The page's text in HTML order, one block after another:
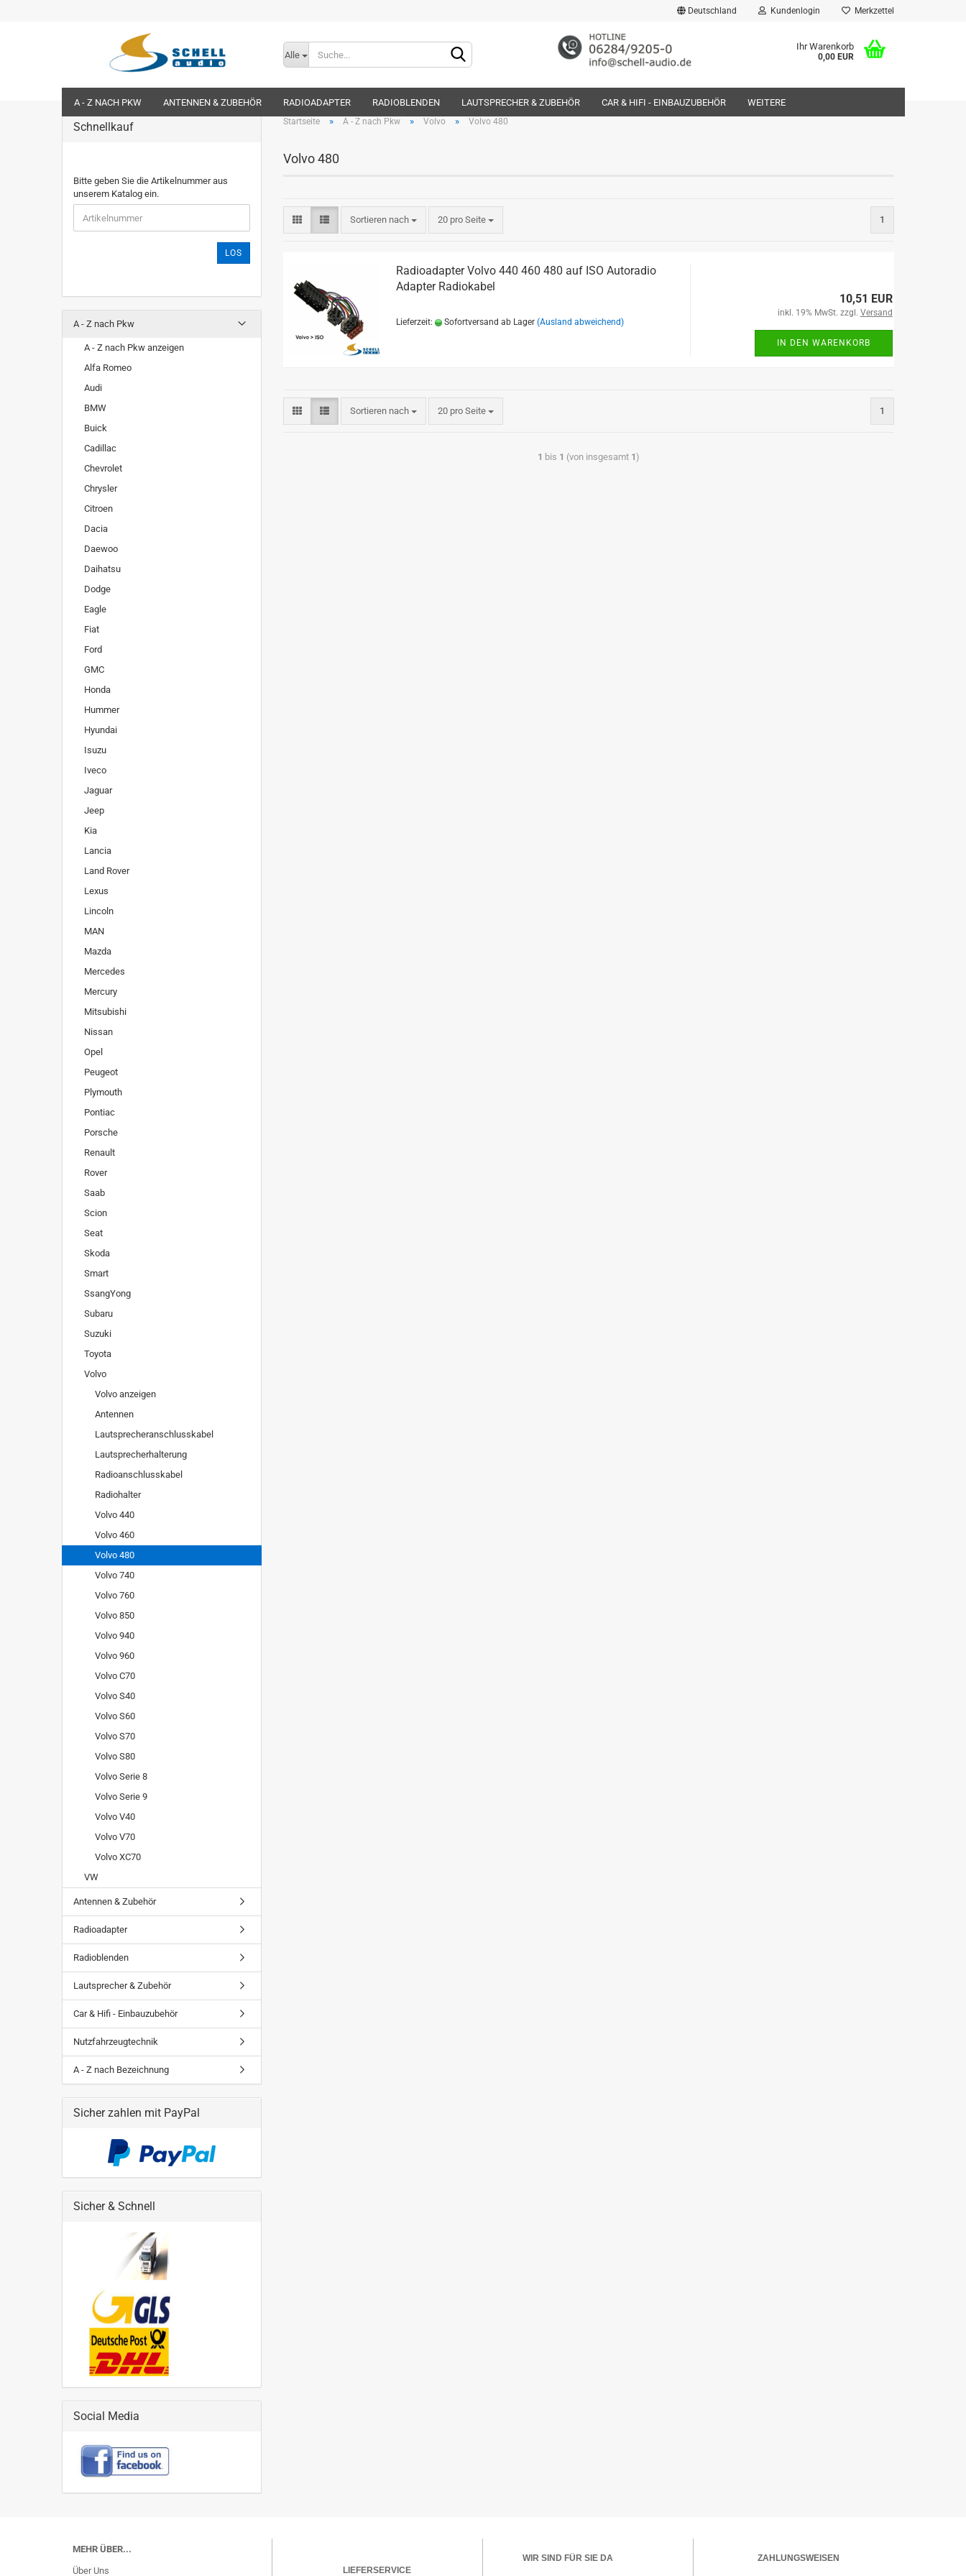
Deutschland
Lieferland
Kundenlogin Merkzettel
Alle
Ihr Warenkorb
0,00 EUR
A - Z NACH PKW ANTENNEN & ZUBEHÖR RADIOADAPTER RADIOBLENDEN LAUTSPRECHER & ZUBEHÖR CAR & HIFI - EINBAUZUBEHÖR WEITERE
Startseite » A - Z nach Pkw » Volvo » Volvo 480
Volvo 480
Sortieren nach 20 pro Seite 1
Radioadapter Volvo 440 460 480 auf ISO Autoradio
Adapter Radiokabel
Lieferzeit: Sofortversand ab Lager (Ausland abweichend)
10,51 EUR
inkl. 19% MwSt. zzgl. Versand
IN DEN WARENKORB
Sortieren nach 20 pro Seite 1
1 bis 1 (von insgesamt 1)
Schnellkauf
Bitte geben Sie die Artikelnummer aus
unserem Katalog ein.
LOS
A - Z nach Pkw
A - Z nach Pkw anzeigen
Alfa Romeo
Audi
BMW
Buick
Cadillac
Chevrolet
Chrysler
Citroen
Dacia
Daewoo
Daihatsu
Dodge
Eagle
Fiat
Ford
GMC
Honda
Hummer
Hyundai
Isuzu
Iveco
Jaguar
Jeep
Kia
Lancia
Land Rover
Lexus
Lincoln
MAN
Mazda
Mercedes
Mercury
Mitsubishi
Nissan
Opel
Peugeot
Plymouth
Pontiac
Porsche
Renault
Rover
Saab
Scion
Seat
Skoda
Smart
SsangYong
Subaru
Suzuki
Toyota
Volvo
Volvo anzeigen
Antennen
Lautsprecheranschlusskabel
Lautsprecherhalterung
Radioanschlusskabel
Radiohalter
Volvo 440
Volvo 460
Volvo 480
Volvo 740
Volvo 760
Volvo 850
Volvo 940
Volvo 960
Volvo C70
Volvo S40
Volvo S60
Volvo S70
Volvo S80
Volvo Serie 8
Volvo Serie 9
Volvo V40
Volvo V70
Volvo XC70
VW
Antennen & Zubehör
Radioadapter
Radioblenden
Lautsprecher & Zubehör
Car & Hifi - Einbauzubehör
Nutzfahrzeugtechnik
A - Z nach Bezeichnung
Sicher zahlen mit PayPal
Sicher & Schnell
Social Media
MEHR ÜBER...
Über Uns
LIEFERSERVICE
WIR SIND FÜR SIE DA ZAHLUNGSWEISEN